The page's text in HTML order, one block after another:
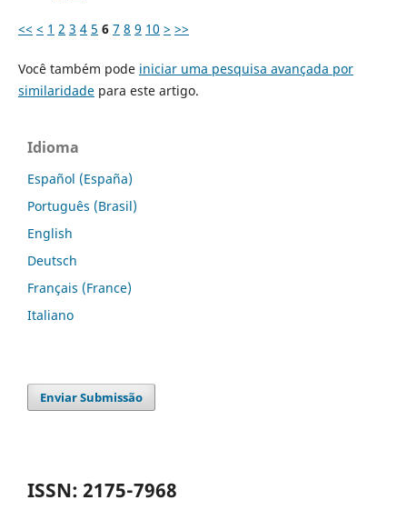
<< < 1 2 3 4 5 6 7 8 9 10 > >>
Você também pode iniciar uma pesquisa avançada por
similaridadepara este artigo.
Idioma
Español (España)
Português (Brasil)
English
Deutsch
Français (France)
Italiano
Enviar Submissão
ISSN: 2175-7968